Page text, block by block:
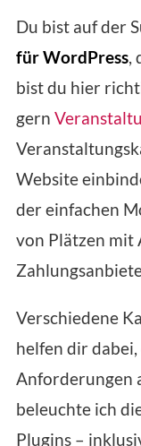
Du bist auf der
für WordPress
bist du hier
gern
Website
der einfachen
von Plätzen mit
Verschiedene
helfen dir
Anforderungen
beleuchte ich
Plugins –